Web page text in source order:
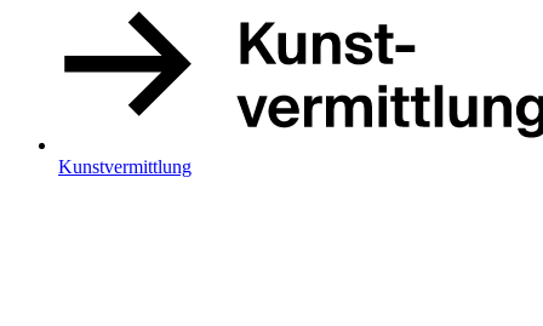
Kunstvermittlung